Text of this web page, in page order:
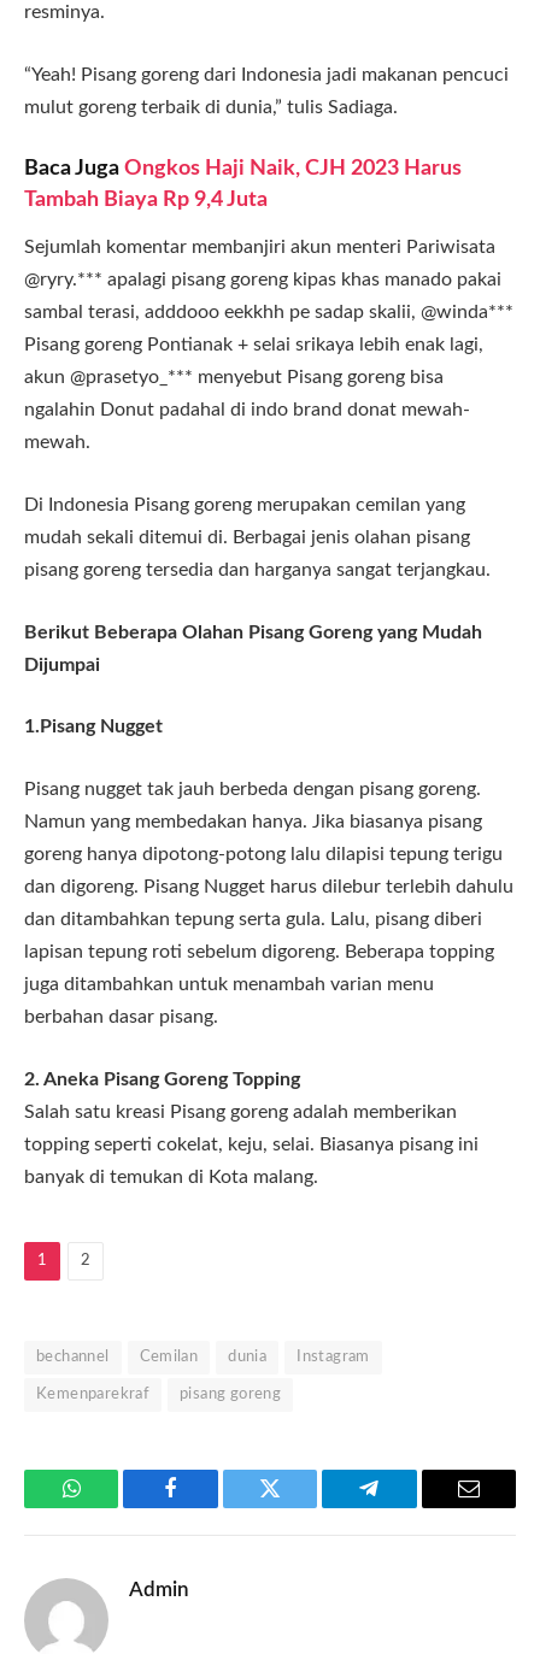
resminya.
“Yeah! Pisang goreng dari Indonesia jadi makanan pencuci
mulut goreng terbaik di dunia,” tulis Sadiaga.
Baca Juga Ongkos Haji Naik, CJH 2023 Harus
Tambah Biaya Rp 9,4 Juta
Sejumlah komentar membanjiri akun menteri Pariwisata
@ryry.*** apalagi pisang goreng kipas khas manado pakai
sambal terasi, adddooo eekkhh pe sadap skalii, @winda***
Pisang goreng Pontianak + selai srikaya lebih enak lagi,
akun @prasetyo_*** menyebut Pisang goreng bisa
ngalahin Donut padahal di indo brand donat mewah-
mewah.
Di Indonesia Pisang goreng merupakan cemilan yang
mudah sekali ditemui di. Berbagai jenis olahan pisang
pisang goreng tersedia dan harganya sangat terjangkau.
Berikut Beberapa Olahan Pisang Goreng yang Mudah
Dijumpai
1.Pisang Nugget
Pisang nugget tak jauh berbeda dengan pisang goreng.
Namun yang membedakan hanya. Jika biasanya pisang
goreng hanya dipotong-potong lalu dilapisi tepung terigu
dan digoreng. Pisang Nugget harus dilebur terlebih dahulu
dan ditambahkan tepung serta gula. Lalu, pisang diberi
lapisan tepung roti sebelum digoreng. Beberapa topping
juga ditambahkan untuk menambah varian menu
berbahan dasar pisang.
2. Aneka Pisang Goreng Topping
Salah satu kreasi Pisang goreng adalah memberikan
topping seperti cokelat, keju, selai. Biasanya pisang ini
banyak di temukan di Kota malang.
1 2
bechannel Cemilan dunia Instagram
Kemenparekraf pisang goreng
WhatsApp Facebook Twitter Telegram Email
Admin